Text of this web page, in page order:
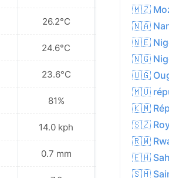
26.2°C
24.6°C
23.6°C
81%
14.0 kph
0.7 mm
26.3°C
24.4°C
23.3°C
15.1 kph
1.0 mm
🇲🇿
🇳🇦
🇳🇪
🇳🇬
🇺🇬
🇲🇺
🇰🇲
🇸🇿
🇷🇼
🇪🇭
🇸🇭